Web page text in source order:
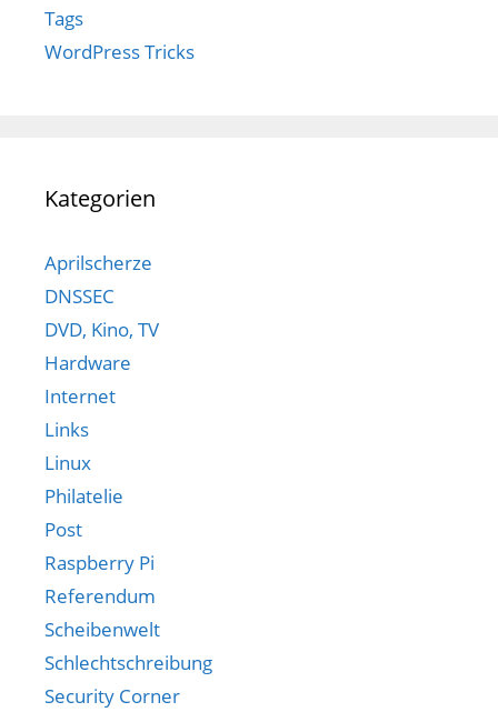
Tags
WordPress Tricks
Kategorien
Aprilscherze
DNSSEC
DVD, Kino, TV
Hardware
Internet
Links
Linux
Philatelie
Post
Raspberry Pi
Referendum
Scheibenwelt
Schlechtschreibung
Security Corner